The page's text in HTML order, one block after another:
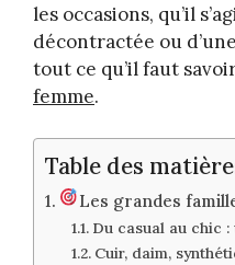
les occasions, qu’il
décontractée ou
tout ce qu’il faut
femme.
Table des
Les grandes
Du casual au chic
Cuir, daim,